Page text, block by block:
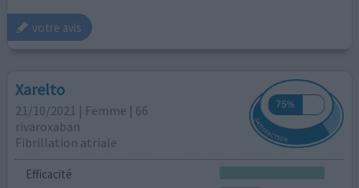
votre avis
Xarelto
21/10/2021 | Femme | 66
rivaroxaban
Fibrillation atriale
Efficacité